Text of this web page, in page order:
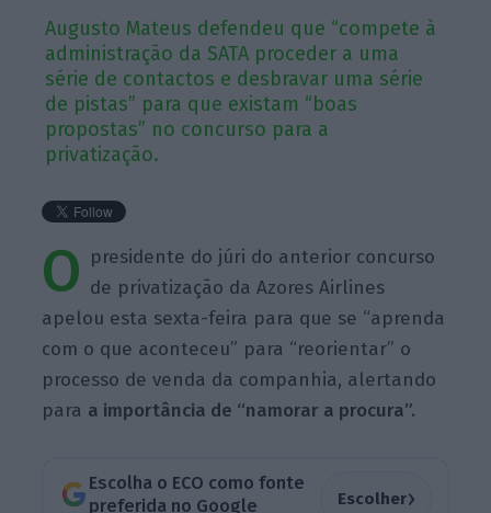
Augusto Mateus defendeu que “compete à
administração da SATA proceder a uma
série de contactos e desbravar uma série
de pistas” para que existam “boas
propostas” no concurso para a
privatização.
O presidente do júri do anterior concurso
de privatização da Azores Airlines
apelou esta sexta-feira para que se “aprenda
com o que aconteceu” para “reorientar” o
processo de venda da companhia, alertando
para a importância de “namorar a procura”.
Escolha o ECO como fonte
preferida no Google
Escolher›